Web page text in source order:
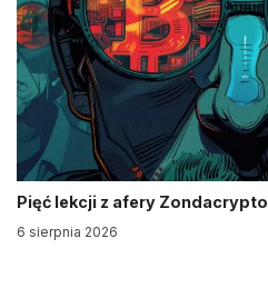
Pięć lekcji z afery Zondacrypto
6 sierpnia 2026